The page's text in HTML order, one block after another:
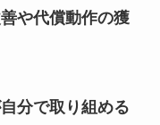
や代償動作の獲
分で取り組める